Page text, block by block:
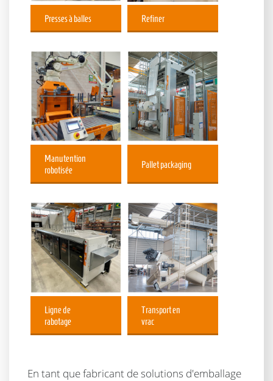
Presses à balles Refiner
Manutention
robotisée
Pallet packaging
Ligne de
rabotage
Transport en
vrac
En tant que fabricant de solutions d'emballage